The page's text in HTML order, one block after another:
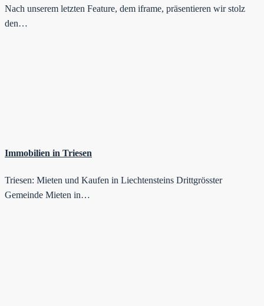
Nach unserem letzten Feature, dem iframe, präsentieren wir stolz
den…
Immobilien in Triesen
Triesen: Mieten und Kaufen in Liechtensteins Drittgrösster
Gemeinde Mieten in…